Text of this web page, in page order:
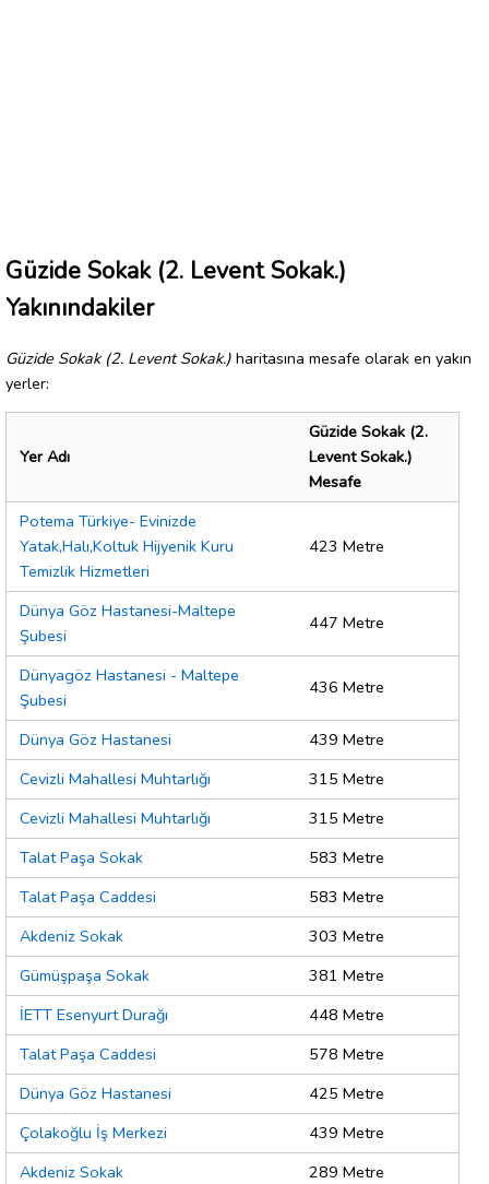
Güzide Sokak (2. Levent Sokak.)
Yakınındakiler
Güzide Sokak (2. Levent Sokak.) haritasına mesafe olarak en yakın
yerler:
Yer Adı
Güzide Sokak (2.
Levent Sokak.)
Mesafe
Potema Türkiye- Evinizde
Yatak,Halı,Koltuk Hijyenik Kuru
Temizlik Hizmetleri
423 Metre
Dünya Göz Hastanesi-Maltepe
Şubesi
447 Metre
Dünyagöz Hastanesi - Maltepe
Şubesi
436 Metre
Dünya Göz Hastanesi
439 Metre
Cevizli Mahallesi Muhtarlığı
315 Metre
Cevizli Mahallesi Muhtarlığı
315 Metre
Talat Paşa Sokak
583 Metre
Talat Paşa Caddesi
583 Metre
Akdeniz Sokak
303 Metre
Gümüşpaşa Sokak
381 Metre
İETT Esenyurt Durağı
448 Metre
Talat Paşa Caddesi
578 Metre
Dünya Göz Hastanesi
425 Metre
Çolakoğlu İş Merkezi
439 Metre
Akdeniz Sokak
289 Metre